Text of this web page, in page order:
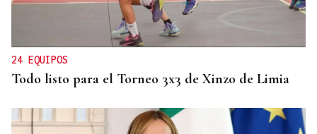
La jueza insta al CHUO a notificarle el alta de la
presunta matricida de O Carballiño
24 EQUIPOS
Todo listo para el Torneo 3x3 de Xinzo de Limia